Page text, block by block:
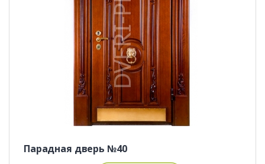
Парадная дверь №40